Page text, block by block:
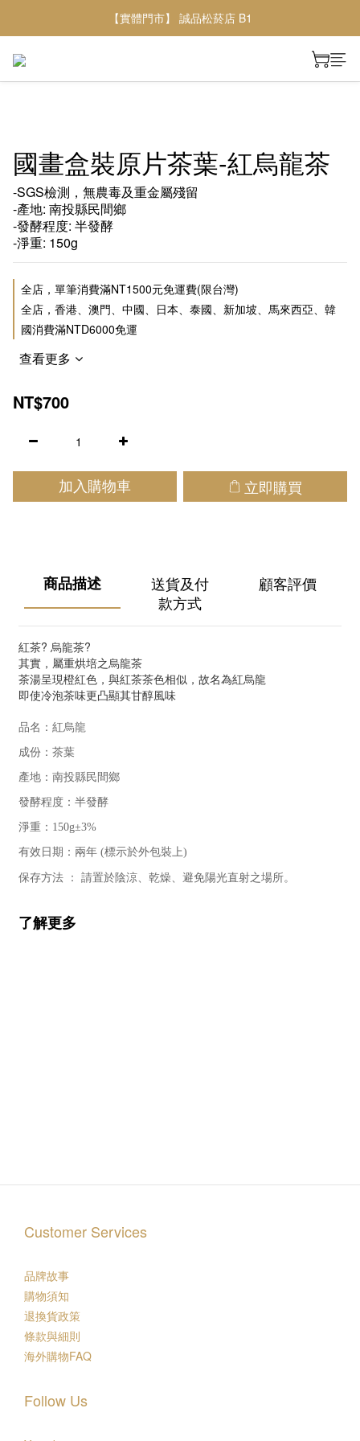
【實體門市】 誠品松菸店 B1
國畫盒裝原片茶葉-紅烏龍茶
-SGS檢測，無農毒及重金屬殘留
-產地: 南投縣民間鄉
-發酵程度: 半發酵
-淨重: 150g
全店，單筆消費滿NT1500元免運費(限台灣)
全店，香港、澳門、中國、日本、泰國、新加坡、馬來西亞、韓
國消費滿NTD6000免運
查看更多
NT$700
加入購物車 立即購買
商品描述
送貨及付
款方式
顧客評價
紅茶? 烏龍茶?
其實，屬重烘培之烏龍茶
茶湯呈現橙紅色，與紅茶茶色相似， 故名為紅烏龍
即使冷泡茶味更凸顯其甘醇風味
品名：紅烏龍
成份：茶葉
產地：南投縣民間鄉
發酵程度：半發酵
淨重：150g±3%
有效日期：兩年 (標示於外包裝上)
保存方法 ： 請置於陰涼、乾燥、避免陽光直射之場所。
了解更多
Customer Services
品牌故事
購物須知
退換貨政策
條款與細則
海外購物FAQ
Follow Us